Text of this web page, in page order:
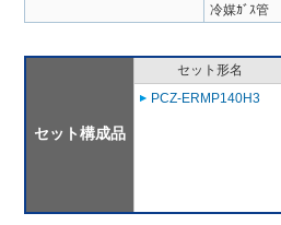
冷媒ｶﾞｽ管
セット構成品
セット形名
PCZ-ERMP140H3